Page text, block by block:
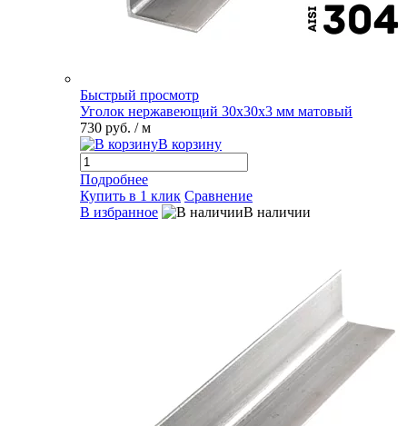
Быстрый просмотр
Уголок нержавеющий 30х30х3 мм матовый
730 руб. / м
В корзину
Подробнее
Купить в 1 клик Сравнение
В избранное
В наличии